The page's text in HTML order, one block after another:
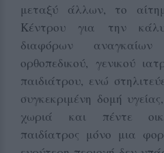
μεταξύ άλλων, το
Κέντρου για την
διαφόρων αναγκαίων
ορθοπεδικού, γενικού
παιδιάτρου, ενώ
συγκεκριμένη δομή
χωριά και πέντε
παιδίατρος μόνο μια